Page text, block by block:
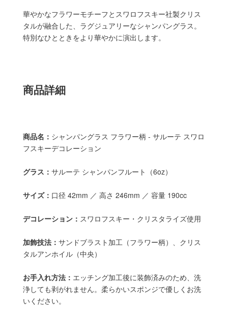
華やかなフラワーモチーフとスワロフスキー社製クリス
タルが融合した、ラグジュアリーなシャンパングラス。
特別なひとときをより華やかに演出します。
商品詳細
商品名： シャンパングラス フラワー柄 - サルーテ スワロ
フスキーデコレーション
グラス： サルーテ シャンパンフルート（6oz）
サイズ： 口径 42mm ／ 高さ 246mm ／ 容量 190cc
デコレーション： スワロフスキー・クリスタライズ使用
加飾技法： サンドブラスト加工（フラワー柄）、クリス
タルアンホイル（中央）
お手入れ方法： エッチング加工後に装飾済みのため、洗
浄しても剥がれません。柔らかいスポンジで優しくお洗
いください。